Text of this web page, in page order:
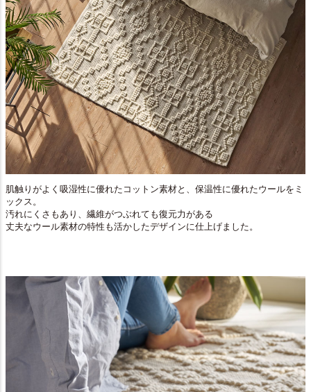
肌触りがよく吸湿性に優れたコットン素材と、保温性に優れたウールをミ
ックス。
汚れにくさもあり、繊維がつぶれても復元力がある
丈夫なウール素材の特性も活かしたデザインに仕上げました。